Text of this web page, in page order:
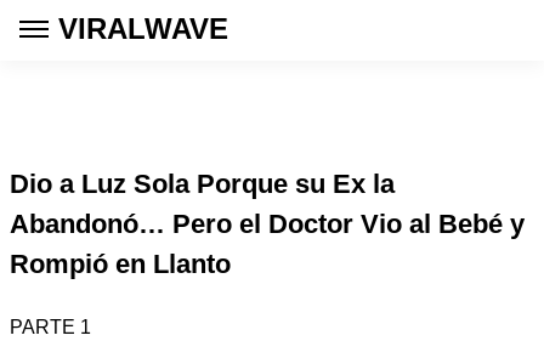
VIRALWAVE
Dio a Luz Sola Porque su Ex la
Abandonó… Pero el Doctor Vio al Bebé y
Rompió en Llanto
PARTE 1